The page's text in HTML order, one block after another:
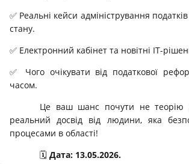
✅ Реальні кейси адміністрування
стану.
✅ Електронний кабінет та новітні IT-
✅ Чого очікувати від податкової
часом.
Це ваш шанс почути не теорію
реальний досвід від людини, яка
процесами в області!
🗓 Дата: 13.05.2026.